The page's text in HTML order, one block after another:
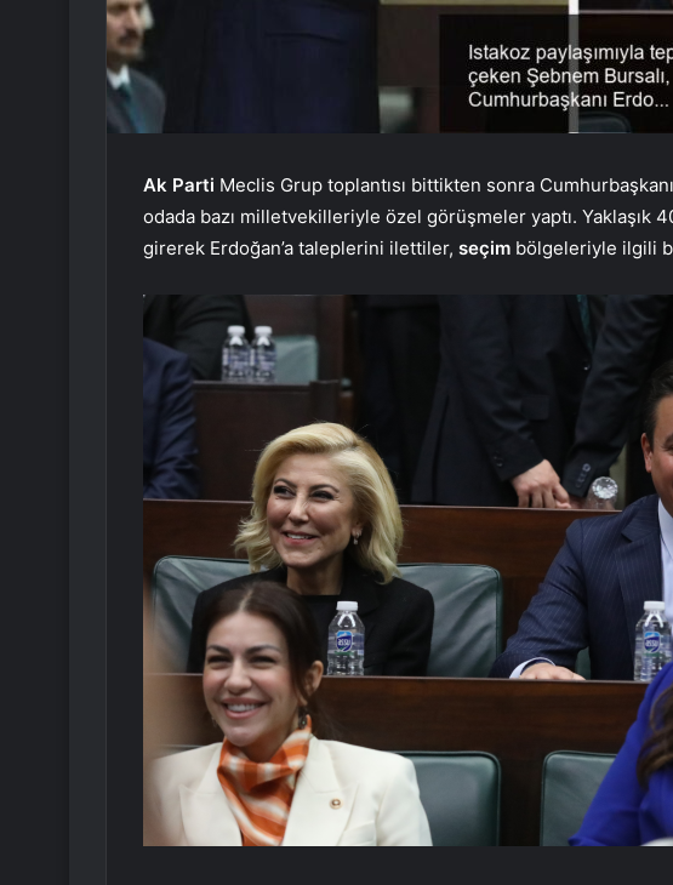
Ak Parti Meclis Grup toplantısı bittikten sonra
odada bazı milletvekilleriyle özel görüşmeler yaptı. Yaklaşık
girerek Erdoğan’a taleplerini ilettiler, seçim bölgeleriyle ilgili